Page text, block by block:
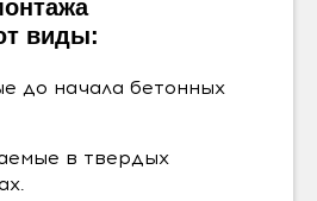
виды:
до начала бетонных
в твердых